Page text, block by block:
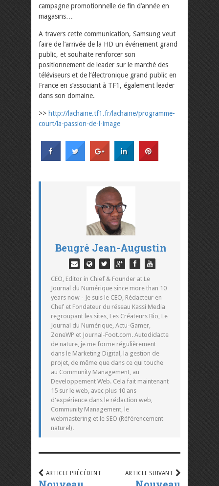
campagne promotionnelle de fin d’année en
magasins…
A travers cette communication, Samsung veut
faire de l’arrivée de la HD un événement grand
public, et souhaite renforcer son
positionnement de leader sur le marché des
téléviseurs et de l’électronique grand public en
France en s’associant à TF1, également leader
dans son domaine.
>> http://lachaine.tf1.fr/lachaine/programme-
court/la-passion-de-l-image
Beugré Jean-Augustin
CEO, Editor in Chief & Founder at Le
Journal du Numérique since more than 10
years now - Je suis le CEO, Rédacteur en
Chef et Fondateur du réseau Kassi Media
regroupant les sites, Les Créateurs Bio, Le
Journal du Numérique, Actu-Gamer,
ZoneWP et Journal-Foot.com. Autodidacte
de nature, je me forme régulièrement
dans le Marketing Digital, la gestion de
projet, de même que dans ce qui touche
au Community Management, au
Developpement Web. Cela fait maintenant
15 sur le web, avec plus 10 ans
d'expérience dans le rédaction web,
Community Management, le
webmastering et le SEO (Référencement
naturel).
ARTICLE PRÉCÉDENT ARTICLE SUIVANT